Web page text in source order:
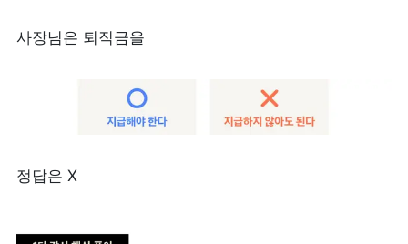
사장님은 퇴직금을
정답은 X